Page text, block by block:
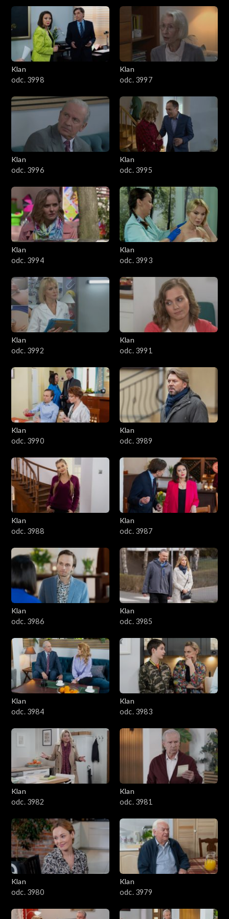
4301–4400
4201–4300
4101–4200
3901–4000
3801–3900
3701–3800
3601–3700
3501–3600
3401–3500
3201–3300
3101–3200
3001–3100
2901–3000
2801–2900
2701–2800
2501–2600
2401–2500
2301–2400
2201–2300
2101–2200
2001–2100
1901–2000
1801–1900
1701–1800
1601–1700
1501–1600
1401–1500
1301–1400
1201–1300
1101–1200
1001–1100
901–1000
801–900
Klan
odc. 3998
Klan
odc. 3997
Klan
odc. 3996
Klan
odc. 3995
Klan
odc. 3994
Klan
odc. 3993
Klan
odc. 3992
Klan
odc. 3991
Klan
odc. 3990
Klan
odc. 3989
Klan
odc. 3988
Klan
odc. 3987
Klan
odc. 3986
Klan
odc. 3985
Klan
odc. 3984
Klan
odc. 3983
Klan
odc. 3982
Klan
odc. 3981
Klan
odc. 3980
Klan
odc. 3979